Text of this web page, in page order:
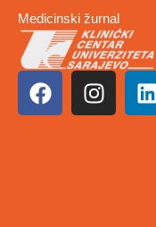
Medicinski žurnal